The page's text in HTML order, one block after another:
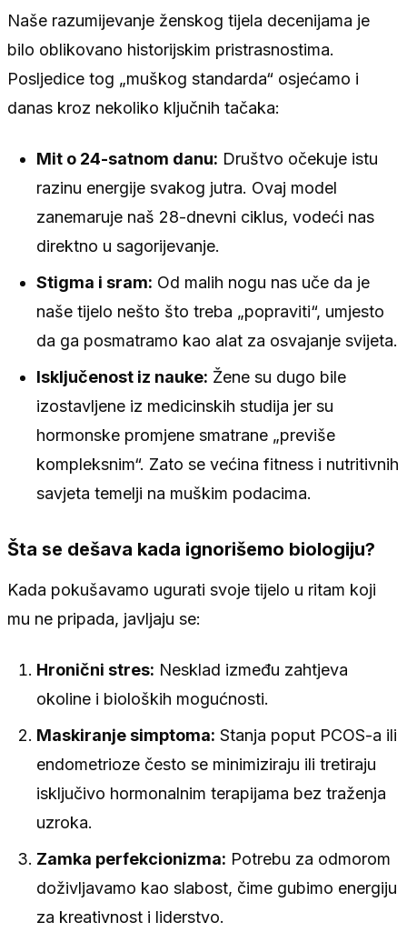
Naše razumijevanje ženskog tijela decenijama je
bilo oblikovano historijskim pristrasnostima.
Posljedice tog „muškog standarda“ osjećamo i
danas kroz nekoliko ključnih tačaka:
Mit o 24-satnom danu: Društvo očekuje istu
razinu energije svakog jutra. Ovaj model
zanemaruje naš 28-dnevni ciklus, vodeći nas
direktno u sagorijevanje.
Stigma i sram: Od malih nogu nas uče da je
naše tijelo nešto što treba „popraviti“, umjesto
da ga posmatramo kao alat za osvajanje svijeta.
Isključenost iz nauke: Žene su dugo bile
izostavljene iz medicinskih studija jer su
hormonske promjene smatrane „previše
kompleksnim“. Zato se većina fitness i nutritivnih
savjeta temelji na muškim podacima.
Šta se dešava kada ignorišemo biologiju?
Kada pokušavamo ugurati svoje tijelo u ritam koji
mu ne pripada, javljaju se:
Hronični stres: Nesklad između zahtjeva
okoline i bioloških mogućnosti.
Maskiranje simptoma: Stanja poput PCOS-a ili
endometrioze često se minimiziraju ili tretiraju
isključivo hormonalnim terapijama bez traženja
uzroka.
Zamka perfekcionizma: Potrebu za odmorom
doživljavamo kao slabost, čime gubimo energiju
za kreativnost i liderstvo.